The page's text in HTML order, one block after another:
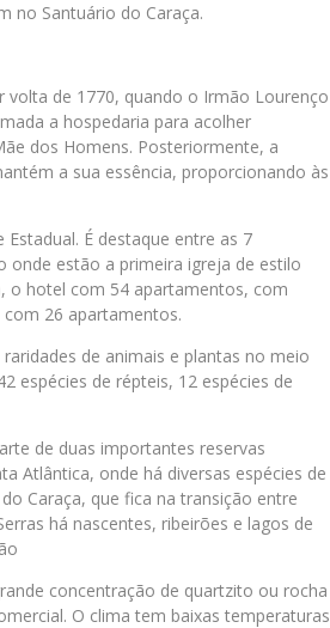
no Santuário do Caraça.
de 1770, quando o Irmão Lourenço
a hospedaria para acolher
dos Homens. Posteriormente, a
a sua essência, proporcionando às
É destaque entre as 7
onde estão a primeira igreja de estilo
o hotel com 54 apartamentos, com
com 26 apartamentos.
de animais e plantas no meio
espécies de répteis, 12 espécies de
de duas importantes reservas
Atlântica, onde há diversas espécies de
Caraça, que fica na transição entre
há nascentes, ribeirões e lagos de
concentração de quartzito ou rocha
O clima tem baixas temperaturas